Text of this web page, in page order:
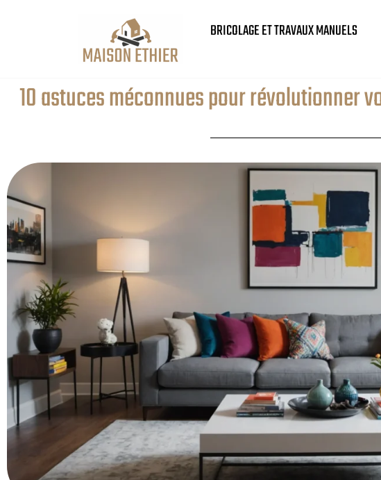
BRICOLAGE ET TRAVAUX MANUELS
10 astuces méconnues pour révolutionner